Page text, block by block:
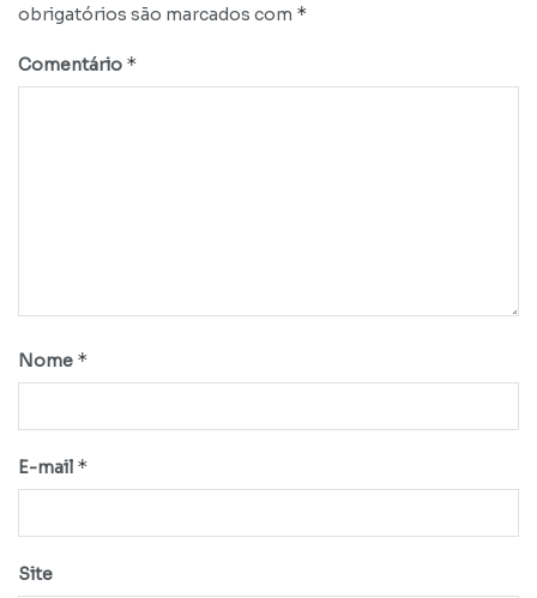
obrigatórios são marcados com *
Comentário *
Nome *
E-mail *
Site